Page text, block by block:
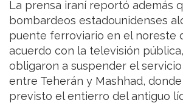
La prensa iraní reportó además
bombardeos estadounidenses
puente ferroviario en el noreste
acuerdo con la televisión
obligaron a suspender el
entre Teherán y Mashhad,
previsto el entierro del antiguo